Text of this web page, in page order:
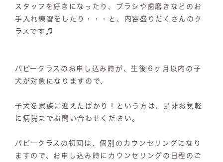
スタッフを好きになったり、ブラシや歯磨きなどのお
手入れ練習をしたり・・・と、内容盛りだくさんのク
ラスです♫
パピークラスのお申し込み時が、生後６ヶ月以内の子
犬が対象になりますので、
子犬を家族に迎えたばかり！という方は、是非お気軽
に病院までお問い合わせください。
パピークラスの初回は、個別のカウンセリングになり
ますので、お申し込み時にカウンセリングの日程のご